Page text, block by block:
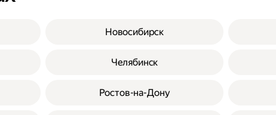
Новосибирск
Челябинск
Ростов-на-Дону